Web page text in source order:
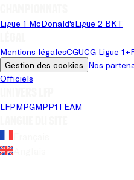
Ligue 1 McDonald'sLigue 2 BKT
Mentions légalesCGUCG Ligue 1+
Gestion des cookies Nos
Officiels
LFPMPGMPP1TEAM